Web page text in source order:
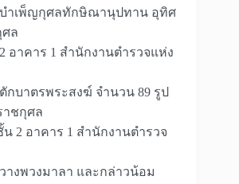
ธีบำเพ็ญกุศลทักษิณานุปทาน อุทิศ
ศล
อาคาร 1 สำนักงานตำรวจแห่ง
ตักบาตรพระสงฆ์ จำนวน 89 รูป
าชกุศล
2 อาคาร 1 สำนักงานตำรวจ
วางพวงมาลา และกล่าวน้อม